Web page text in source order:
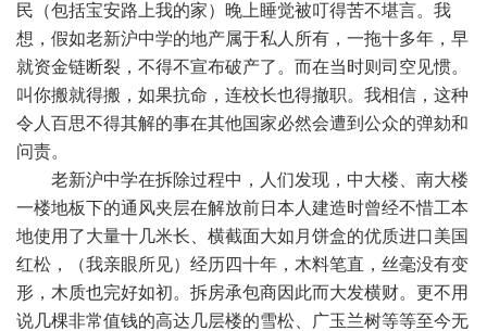
民（包括宝安路上我的家）晚上睡觉被叮得苦不堪言。我
想，假如老新沪中学的地产属于私人所有，一拖十多年，早
就资金链断裂，不得不宣布破产了。而在当时则司空见惯。
叫你搬就得搬，如果抗命，连校长也得撤职。我相信，这种
令人百思不得其解的事在其他国家必然会遭到公众的弹劾和
问责。
老新沪中学在拆除过程中，人们发现，中大楼、南大楼
一楼地板下的通风夹层在解放前日本人建造时曾经不惜工本
地使用了大量十几米长、横截面大如月饼盒的优质进口美国
红松，（我亲眼所见）经历四十年，木料笔直，丝毫没有变
形，木质也完好如初。拆房承包商因此而大发横财。更不用
说几棵非常值钱的高达几层楼的雪松、广玉兰树等等至今无